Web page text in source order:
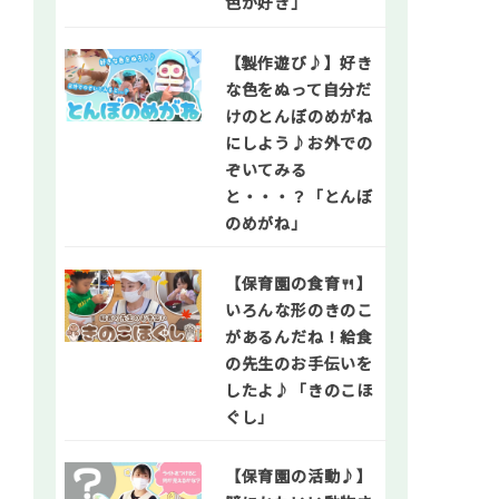
【製作遊び♪】好き
な色をぬって自分だ
けのとんぼのめがね
にしよう♪お外での
ぞいてみる
と・・・？「とんぼ
のめがね」
【保育園の食育🍴】
いろんな形のきのこ
があるんだね！給食
の先生のお手伝いを
したよ♪「きのこほ
ぐし」
【保育園の活動♪】